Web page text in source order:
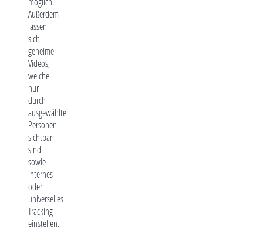
Außerdem
lassen
sich
geheime
Videos,
welche
nur
durch
ausgewählte
Personen
sichtbar
sind
sowie
internes
oder
universelles
Tracking
einstellen.